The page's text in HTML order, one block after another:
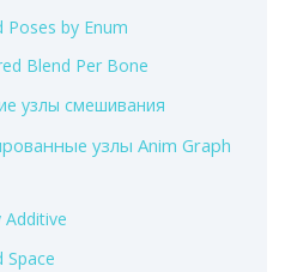
Poses by Enum
Blend Per Bone
узлы смешивания
узлы Anim Graph
Additive
Space